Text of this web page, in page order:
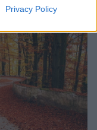
Privacy Policy